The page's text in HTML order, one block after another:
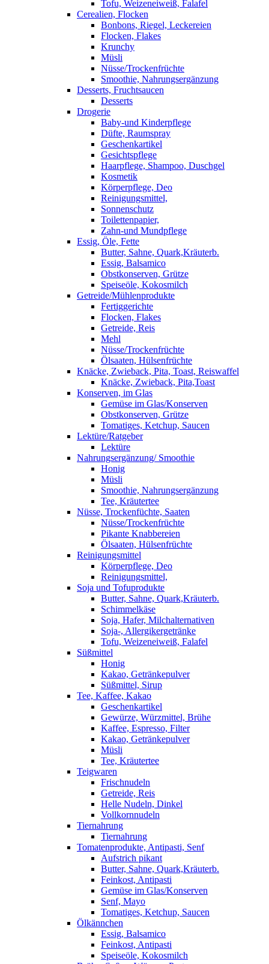
Tofu, Weizeneiweiß, Falafel
Cerealien, Flocken
Bonbons, Riegel, Leckereien
Flocken, Flakes
Krunchy
Müsli
Nüsse/Trockenfrüchte
Smoothie, Nahrungsergänzung
Desserts, Fruchtsaucen
Desserts
Drogerie
Baby-und Kinderpflege
Düfte, Raumspray
Geschenkartikel
Gesichtspflege
Haarpflege, Shampoo, Duschgel
Kosmetik
Körperpflege, Deo
Reinigungsmittel,
Sonnenschutz
Toilettenpapier,
Zahn-und Mundpflege
Essig, Öle, Fette
Butter, Sahne, Quark,Kräuterb.
Essig, Balsamico
Obstkonserven, Grütze
Speiseöle, Kokosmilch
Getreide/Mühlenprodukte
Fertiggerichte
Flocken, Flakes
Getreide, Reis
Mehl
Nüsse/Trockenfrüchte
Ölsaaten, Hülsenfrüchte
Knäcke, Zwieback, Pita, Toast, Reiswaffel
Knäcke, Zwieback, Pita,Toast
Konserven, im Glas
Gemüse im Glas/Konserven
Obstkonserven, Grütze
Tomatiges, Ketchup, Saucen
Lektüre/Ratgeber
Lektüre
Nahrungsergänzung/ Smoothie
Honig
Müsli
Smoothie, Nahrungsergänzung
Tee, Kräutertee
Nüsse, Trockenfüchte, Saaten
Nüsse/Trockenfrüchte
Pikante Knabbereien
Ölsaaten, Hülsenfrüchte
Reinigungsmittel
Körperpflege, Deo
Reinigungsmittel,
Soja und Tofuprodukte
Butter, Sahne, Quark,Kräuterb.
Schimmelkäse
Soja, Hafer, Milchalternativen
Soja-, Allergikergetränke
Tofu, Weizeneiweiß, Falafel
Süßmittel
Honig
Kakao, Getränkepulver
Süßmittel, Sirup
Tee, Kaffee, Kakao
Geschenkartikel
Gewürze, Würzmittel, Brühe
Kaffee, Espresso, Filter
Kakao, Getränkepulver
Müsli
Tee, Kräutertee
Teigwaren
Frischnudeln
Getreide, Reis
Helle Nudeln, Dinkel
Vollkornnudeln
Tiernahrung
Tiernahrung
Tomatenprodukte, Antipasti, Senf
Aufstrich pikant
Butter, Sahne, Quark,Kräuterb.
Feinkost, Antipasti
Gemüse im Glas/Konserven
Senf, Mayo
Tomatiges, Ketchup, Saucen
Ölkännchen
Essig, Balsamico
Feinkost, Antipasti
Speiseöle, Kokosmilch